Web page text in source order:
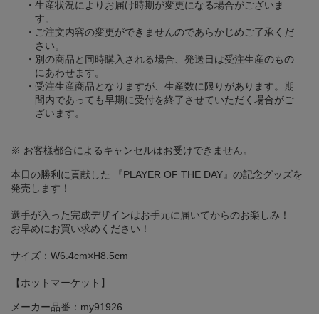
生産状況によりお届け時期が変更になる場合がございま
す。
ご注文内容の変更ができませんのであらかじめご了承くだ
さい。
別の商品と同時購入される場合、発送日は受注生産のもの
にあわせます。
受注生産商品となりますが、生産数に限りがあります。期
間内であっても早期に受付を終了させていただく場合がご
ざいます。
※ お客様都合によるキャンセルはお受けできません。
本日の勝利に貢献した 『PLAYER OF THE DAY』の記念グッズを
発売します！
選手が入った完成デザインはお手元に届いてからのお楽しみ！
お早めにお買い求めください！
サイズ：W6.4cm×H8.5cm
【ホットマーケット】
メーカー品番：my91926